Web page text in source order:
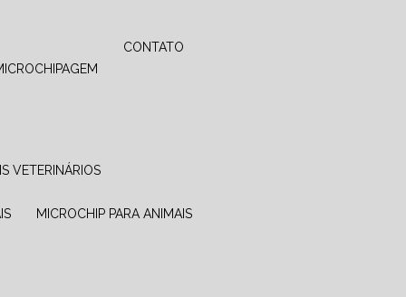
MICROCHIPAGEM
CONTATO
VETERINÁRIOS
MICROCHIP PARA ANIMAIS